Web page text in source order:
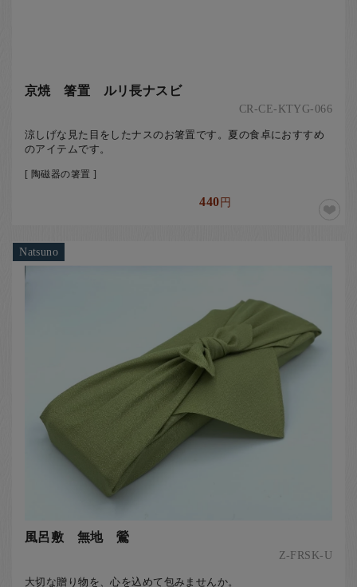
京焼 箸置 ルリ長ナスビ
CR-CE-KTYG-066
涼しげな見た目をしたナスのお箸置です。夏の食卓におすすめ
のアイテムです。
[ 陶磁器の箸置 ]
440円
Natsuno
風呂敷 無地 鶯
Z-FRSK-U
大切な贈り物を、心を込めて包みませんか。